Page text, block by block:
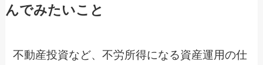
んでみたいこと
不動産投資など、不労所得になる資産運用の仕